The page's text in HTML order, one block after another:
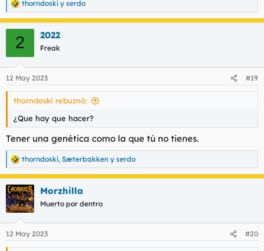
R
e
a
e
s
thorndoski y serdo
2 2022
Freak
12 May 2023 #19
thorndoski rebuznó:
¿Que hay que hacer?
Tener una genética como la que tú no tienes.
R
e
a
c
c
i
e
s
thorndoski, Sæterbakken y serdo
Morzhilla
Muerto por dentro
12 May 2023 #20